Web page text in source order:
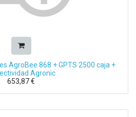
AgroBee 868 + GPTS 2500 caja +
Agronic
653,87€